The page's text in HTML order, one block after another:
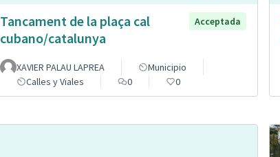
Tancament de la plaça cal
cubano/catalunya
Acceptada
XAVIER PALAU LAPREA
Municipio
Calles y Viales
0 0